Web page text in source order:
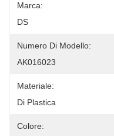
Marca:
DS
Numero Di Modello:
AK016023
Materiale:
Di Plastica
Colore: